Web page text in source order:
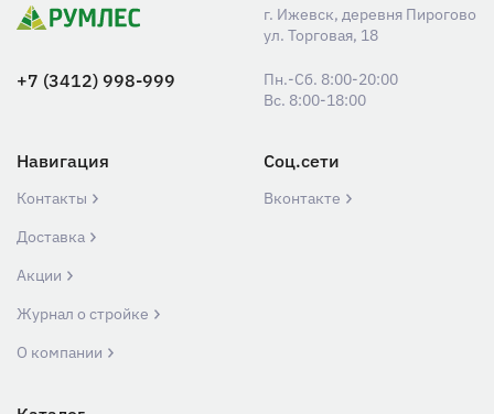
г. Ижевск, деревня Пирогово
ул. Торговая, 18
+7 (3412) 998-999
Пн.-Сб. 8:00-20:00
Вс. 8:00-18:00
Навигация
Контакты
Доставка
Акции
Журнал о стройке
О компании
Соц.сети
Вконтакте